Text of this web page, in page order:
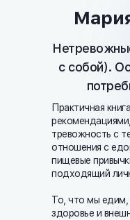
Практичная
тревожность с
отношения с
пищевые
подходящий
То, что мы едим,
здоровье и
с собой).